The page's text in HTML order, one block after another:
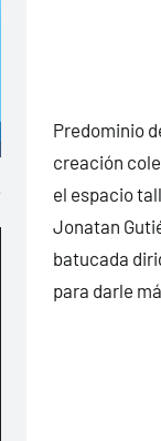
Predominio
creación
el espacio
Jonatan
batucada
para darle